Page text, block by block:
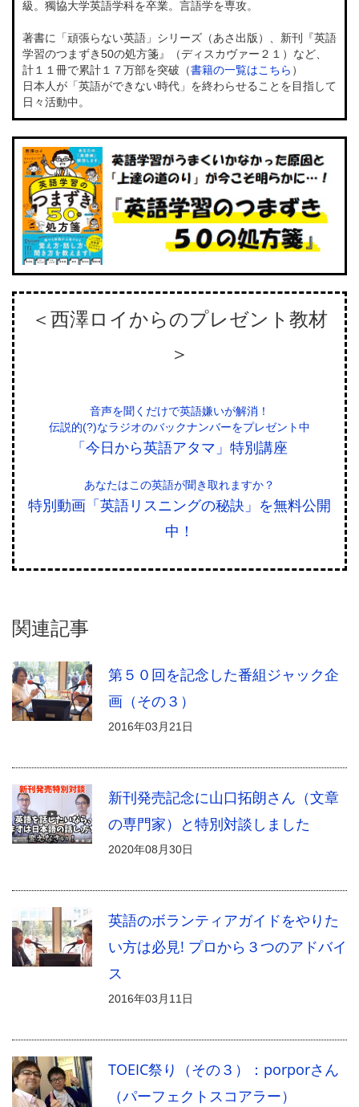
級。獨協大学英語学科を卒業。言語学を専攻。
著書に「頑張らない英語」シリーズ（あさ出版）、新刊『英語
学習のつまずき50の処方箋』（ディスカヴァー２１）など、
計１１冊で累計１７万部を突破（書籍の一覧はこちら ）
日本人が「英語ができない時代」を終わらせることを目指して
日々活動中。
＜西澤ロイからのプレゼント教材
＞
音声を聞くだけで英語嫌いが解消！
伝説的(?)なラジオのバックナンバーをプレゼント中
「今日から英語アタマ」特別講座
あなたはこの英語が聞き取れますか？
特別動画「英語リスニングの秘訣」を無料公開
中！
関連記事
第５０回を記念した番組ジャック企
画（その３）
2016年03月21日
新刊発売記念に山口拓朗さん（文章
の専門家）と特別対談しました
2020年08月30日
英語のボランティアガイドをやりた
い方は必見! プロから３つのアドバイ
ス
2016年03月11日
TOEIC祭り（その３）：porporさん
（パーフェクトスコアラー）